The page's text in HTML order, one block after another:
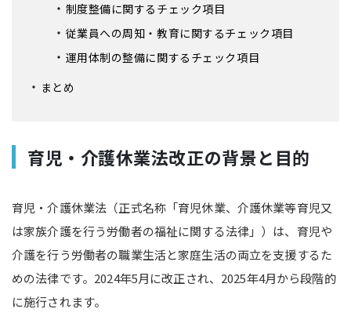
制度整備に関するチェック項目
従業員への周知・教育に関するチェック項目
運用体制の整備に関するチェック項目
まとめ
育児・介護休業法改正の背景と目的
育児・介護休業法（正式名称「育児休業、介護休業等育児又
は家族介護を行う労働者の福祉に関する法律」）は、育児や
介護を行う労働者の職業生活と家庭生活の両立を支援するた
めの法律です。2024年5月に改正され、2025年4月から段階的
に施行されます。